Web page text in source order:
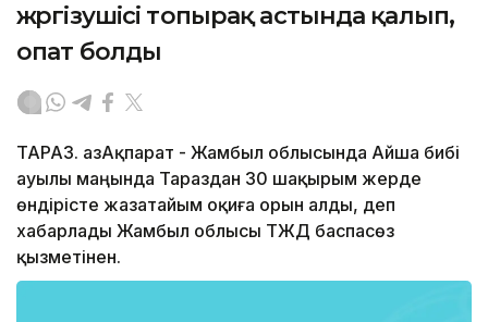
жүргізушісі топырақ астында қалып,
опат болды
ТАРАЗ. ҚазАқпарат - Жамбыл облысында Айша бибі
ауылы маңында Тараздан 30 шақырым жерде
өндірісте жазатайым оқиға орын алды, деп
хабарлады Жамбыл облысы ТЖД баспасөз
қызметінен.